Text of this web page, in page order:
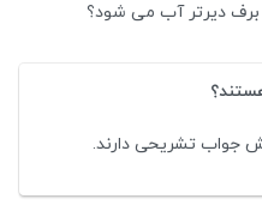
جواب تشریحی دارند.